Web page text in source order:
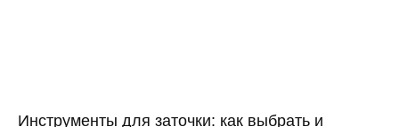
Инструменты для заточки: как выбрать и